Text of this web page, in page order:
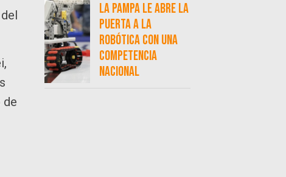
de
La Pampa le abre la
puerta a la
robótica con una
competencia
nacional